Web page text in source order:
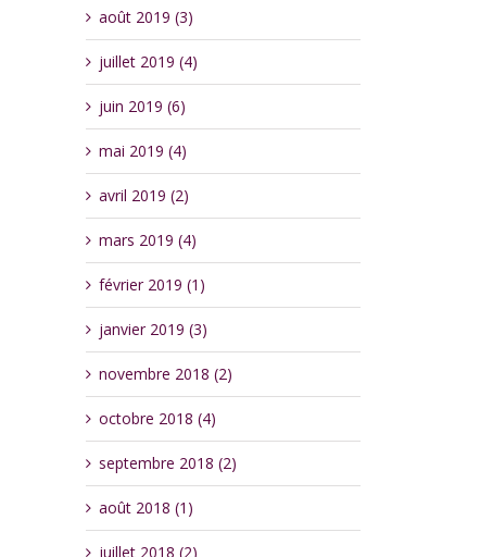
août 2019 (3)
juillet 2019 (4)
juin 2019 (6)
mai 2019 (4)
avril 2019 (2)
mars 2019 (4)
février 2019 (1)
janvier 2019 (3)
novembre 2018 (2)
octobre 2018 (4)
septembre 2018 (2)
août 2018 (1)
juillet 2018 (2)